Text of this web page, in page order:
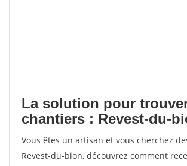
La solution pour
chantiers : Revest-du-
Vous êtes un artisan et vous cherchez
Revest-du-bion, découvrez comment